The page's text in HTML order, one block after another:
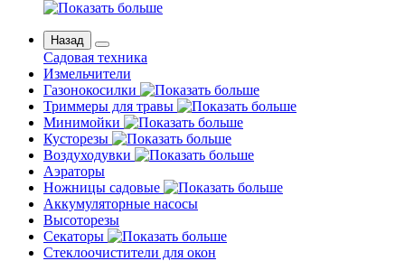
Назад
Садовая техника
Измельчители
Газонокосилки
Триммеры для травы
Минимойки
Кусторезы
Воздуходувки
Аэраторы
Ножницы садовые
Аккумуляторные насосы
Высоторезы
Секаторы
Стеклоочистители для окон